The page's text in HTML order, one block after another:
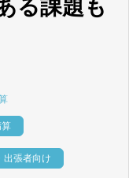
る課題も
出張者向け